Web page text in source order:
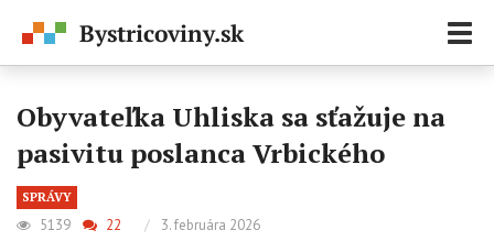
Obyvateľka Uhliska sa sťažuje na
pasivitu poslanca Vrbického
SPRÁVY
5139 22 / 3. februára 2026